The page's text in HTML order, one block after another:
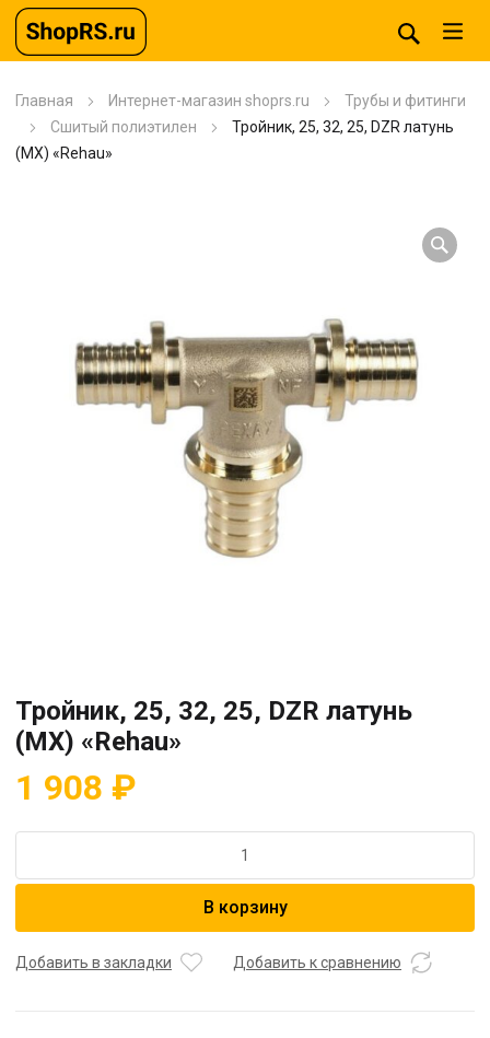
Главная Интернет-магазин shoprs.ru
Трубы и фитинги
Сшитый полиэтилен
Тройник, 25, 32, 25, DZR латунь
(MX) «Rehau»
Тройник, 25, 32, 25, DZR латунь
(MX) «Rehau»
1 908 ₽
Тройник,
25,
В корзину
Добавить в закладки Добавить к сравнению